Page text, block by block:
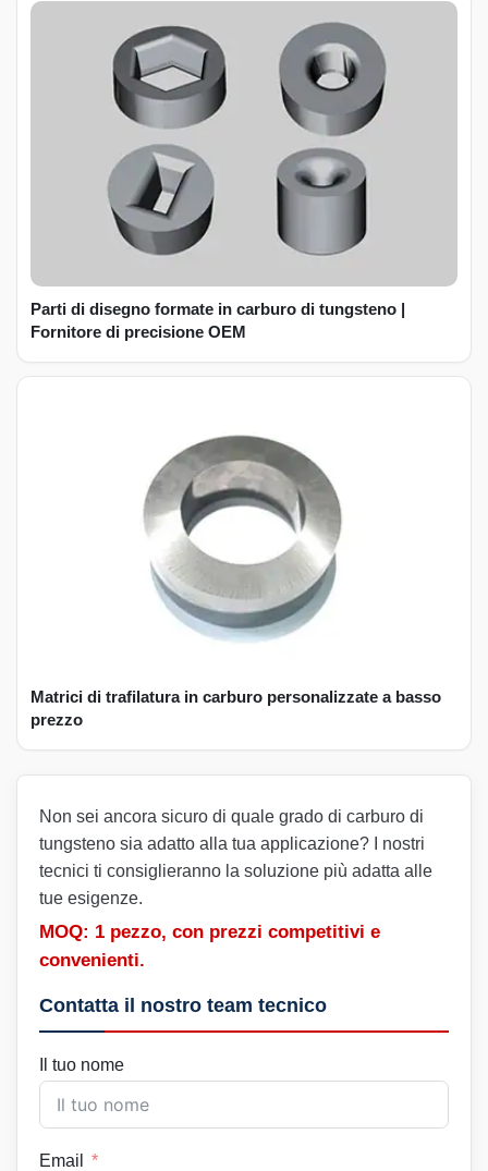
Parti di disegno formate in carburo di tungsteno |
Fornitore di precisione OEM
Matrici di trafilatura in carburo personalizzate a basso
prezzo
Non sei ancora sicuro di quale grado di carburo di
tungsteno sia adatto alla tua applicazione? I nostri
tecnici ti consiglieranno la soluzione più adatta alle
tue esigenze.
MOQ: 1 pezzo, con prezzi competitivi e
convenienti.
Contatta il nostro team tecnico
Il tuo nome
Email